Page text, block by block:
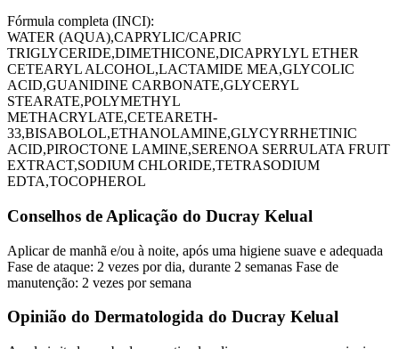
Fórmula completa (INCI):
WATER (AQUA),CAPRYLIC/CAPRIC
TRIGLYCERIDE,DIMETHICONE,DICAPRYLYL ETHER
CETEARYL ALCOHOL,LACTAMIDE MEA,GLYCOLIC
ACID,GUANIDINE CARBONATE,GLYCERYL
STEARATE,POLYMETHYL
METHACRYLATE,CETEARETH-
33,BISABOLOL,ETHANOLAMINE,GLYCYRRHETINIC
ACID,PIROCTONE LAMINE,SERENOA SERRULATA FRUIT
EXTRACT,SODIUM CHLORIDE,TETRASODIUM
EDTA,TOCOPHEROL
Conselhos de Aplicação do Ducray Kelual
Aplicar de manhã e/ou à noite, após uma higiene suave e adequada
Fase de ataque: 2 vezes por dia, durante 2 semanas Fase de
manutenção: 2 vezes por semana
Opinião do Dermatologida do Ducray Kelual